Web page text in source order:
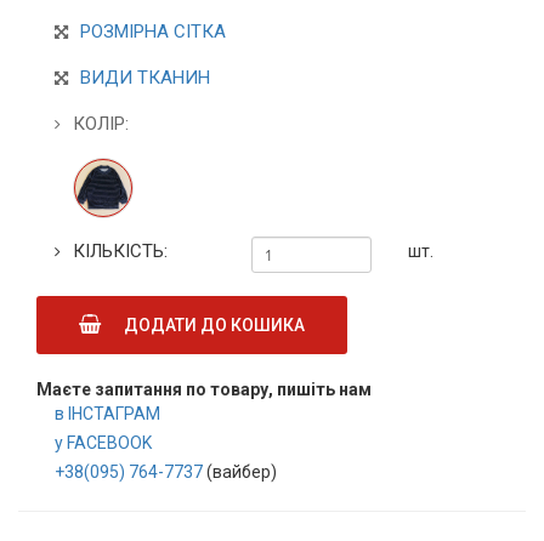
РОЗМІРНА СІТКА
ВИДИ ТКАНИН
КОЛІР:
КІЛЬКІСТЬ: шт.
ДОДАТИ ДО КОШИКА
Маєте запитання по товару, пишіть нам
в ІНСТАГРАМ
у FACEBOOK
+38(095) 764-7737(вайбер)